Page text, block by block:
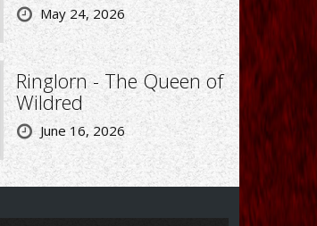
May 24, 2026
Ringlorn - The Queen of
Wildred
June 16, 2026